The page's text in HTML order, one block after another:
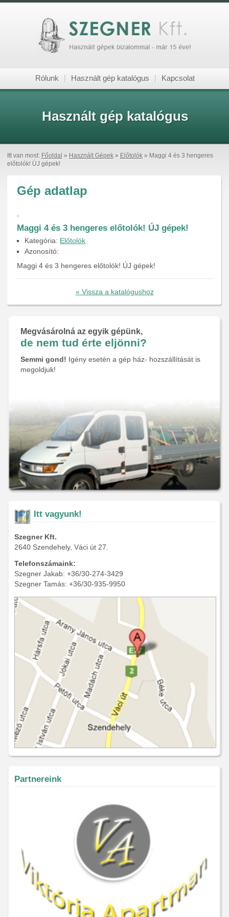
Rólunk Használt gép katalógus Kapcsolat
Használt gép katalógus
Itt van most: Főoldal » Használt Gépek » Előtolók » Maggi 4 és 3 hengeres
előtolók! ÚJ gépek!
Gép adatlap
Maggi 4 és 3 hengeres előtolók! ÚJ gépek!
Kategória: Előtolók
Azonosító:
Maggi 4 és 3 hengeres előtolók! ÚJ gépek!
« Vissza a katalógushoz
Megvásárolná az egyik gépünk,
de nem tud érte eljönni?
Semmi gond! Igény esetén a gép ház- hozszállítását is
megoldjuk!
Itt vagyunk!
Szegner Kft.
2640 Szendehely, Váci út 27.
Telefonszámaink:
Szegner Jakab: +36/30-274-3429
Szegner Tamás: +36/30-935-9950
Partnereink